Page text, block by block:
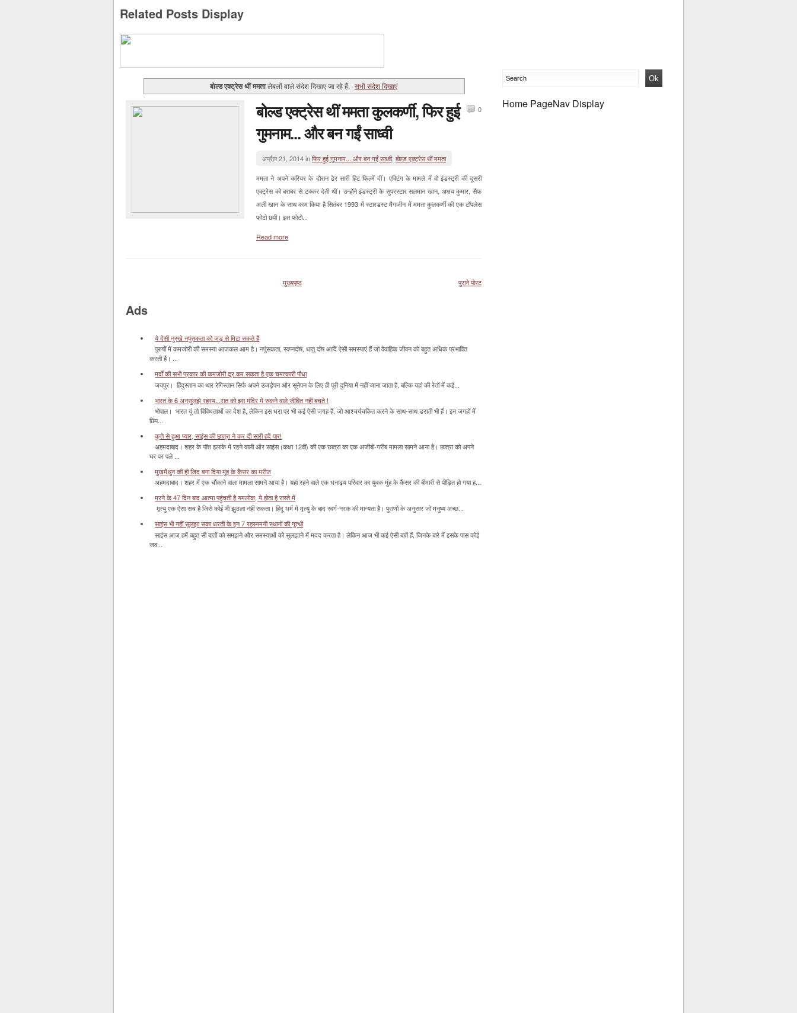
Related Posts Display
बोल्ड एक्ट्रेस थीं ममतालेबलों वाले संदेश दिखाए जा रहे हैं. सभी संदेश दिखाएं
बोल्ड एक्ट्रेस थीं ममता कुलकर्णी, फिर हुई
गुमनाम... और बन गईं साध्वी
0
अप्रैल 21, 2014 inफिर हुई गुमनाम... और बन गईं साध्वी, बोल्ड एक्ट्रेस थीं ममता
ममता ने अपने करियर के दौरान ढेर सारी हिट फिल्में दीं। एक्टिंग के मामले में वो इंडस्ट्री की दूसरी
एक्ट्रेस को बराबर से टक्कर देती थीं। उन्होंने इंडस्ट्री के सुपरस्टार सलमान खान, अक्षय कुमार, सैफ
अली खान के साथ काम किया है सितंबर 1993 में स्टारडस्ट मैगजीन में ममता कुलकर्णी की एक टॉपलेस
फोटो छपी। इस फोटो...
Read more
पुराने पोस्ट
मुख्यपृष्ठ
Ads
ये देसी नुस्खे नपुंसकता को जड़ से मिटा सकते हैं
पुरुषों में कमजोरी की समस्या आजकल आम है। नपुंसकता, स्वप्नदोष, धातु दोष आदि ऐसी समस्याएं हैं जो वैवाहिक जीवन को बहुत अधिक प्रभावित
करती हैं। ...
मर्दों की सभी प्रकार की कमजोरी दूर कर सकता है एक चमत्‍कारी पौधा
जयपुर। हिंदुस्‍तान का थार रेगिस्‍तान सिर्फ अपने उजड़ेपन और सूनेपन के लिए ही पूरी दुनिया में नहीं जाना जाता है, बल्कि यहां की रेतों में कई...
भारत के 6 अनसुलझे रहस्य...रात को इस मंदिर में रुकने वाले जीवित नहीं बचते !
भोपाल। भारत यूं तो विविधताओं का देश है, लेकिन इस धरा पर भी कई ऐसी जगह हैं, जो आश्चर्यचकित करने के साथ-साथ डराती भी हैं। इन जगहों में
छिप...
कुत्ते से हुआ प्यार, साइंस की छात्रा ने कर दी सारी हदें पार!
अहमदाबाद। शहर के पॉश इलाके में रहने वाली और साइंस (कक्षा 12वीं) की एक छात्रा का एक अजीबो-गरीब मामला सामने आया है। छात्रा को अपने
घर पर पले ...
मुखमैथुन की ही जिद बना दिया मुंह के कैंसर का मरीज
अहमदाबाद। शहर में एक चौंकाने वाला मामला सामने आया है। यहां रहने वाले एक धनाढ्य परिवार का युवक मुंंह के कैंसर की बीमारी से पीड़ित हो गया ह...
मरने के 47 दिन बाद आत्मा पहुंचती है यमलोक, ये होता है रास्ते में
मृत्यु एक ऐसा सच है जिसे कोई भी झुठला नहीं सकता। हिंदू धर्म में मृत्यु के बाद स्वर्ग-नरक की मान्यता है। पुराणों के अनुसार जो मनुष्य अच्छ...
साइंस भी नहीं सुलझा सका धरती के इन 7 रहस्यमयी स्थानों की गुत्थी
साइंस आज हमें बहुत सी बातों को समझने और समस्याओं को सुलझाने में मदद करता है। लेकिन आज भी कई ऐसी बातें हैं, जिनके बारे में इसके पास कोई
जव...
Home PageNav Display